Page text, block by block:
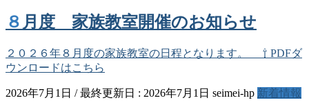
８月度 家族教室開催のお知らせ
２０２６年８月度の家族教室の日程となります。 ⇧ PDFダ
ウンロードはこちら
2026年7月1日 / 最終更新日 : 2026年7月1日 seimei-hp 新着情報